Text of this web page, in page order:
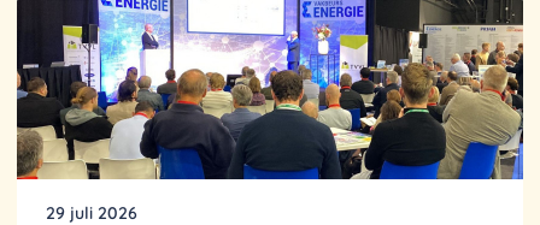
29 juli 2026